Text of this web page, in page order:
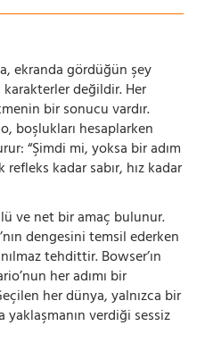
ekranda gördüğün şey
değildir. Her
bir sonucu vardır.
boşlukları hesaplarken
“Şimdi mi, yoksa bir adım
kadar sabır, hız kadar
ve net bir amaç bulunur.
dengesini temsil ederken
tehdittir. Bowser’ın
her adımı bir
her dünya, yalnızca bir
yaklaşmanın verdiği sessiz